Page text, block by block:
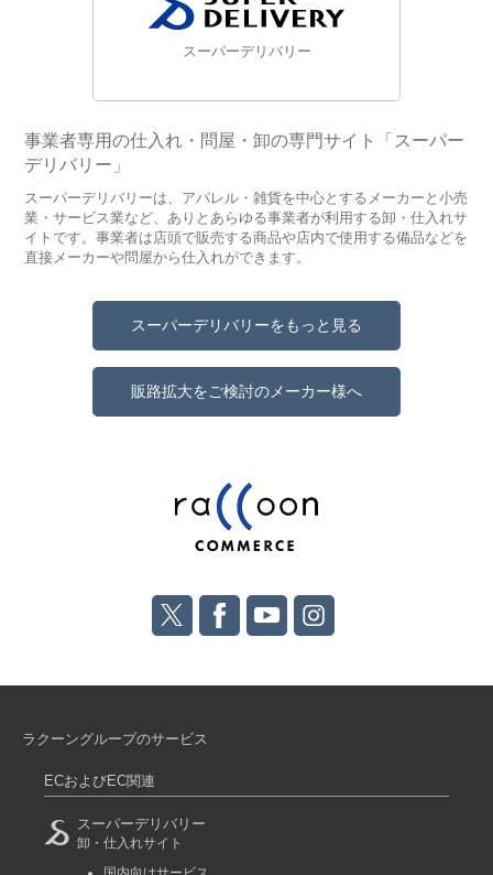
スーパーデリバリー
事業者専用の仕入れ・問屋・卸の専門サイト「スーパー
デリバリー」
スーパーデリバリーは、アパレル・雑貨を中心とするメーカーと小売
業・サービス業など、ありとあらゆる事業者が利用する卸・仕入れサ
イトです。事業者は店頭で販売する商品や店内で使用する備品などを
直接メーカーや問屋から仕入れができます。
スーパーデリバリーをもっと見る
販路拡大をご検討のメーカー様へ
ラクーングループのサービス
ECおよびEC関連
スーパーデリバリー
卸・仕入れサイト